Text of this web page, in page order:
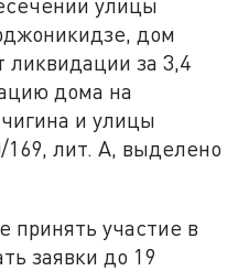
улицы
дом
ликвидации за 3,4
дома на
и улицы
лит. А, выделено
участие в
заявки до 19